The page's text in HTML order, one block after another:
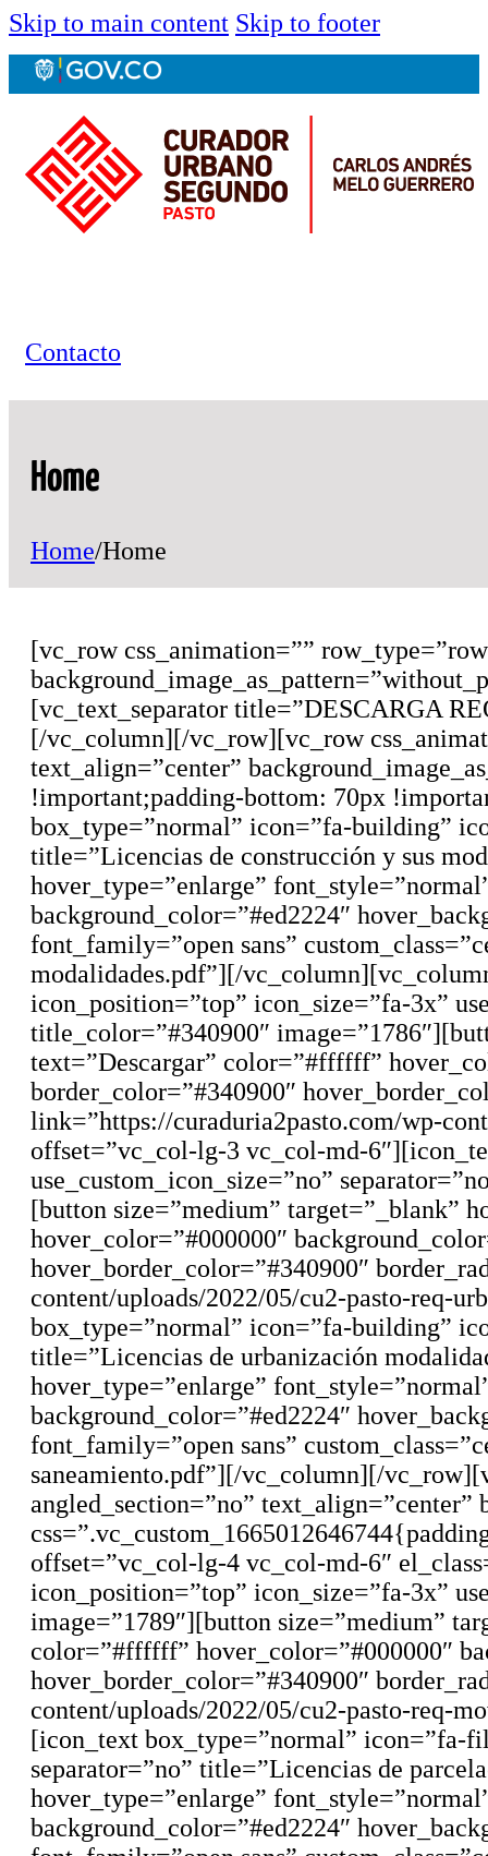
Skip to main content Skip to footer
Contacto
Home
Home/Home
[vc_row css_animation=””
[vc_text_separator title=”DESCARGA
[/vc_column][/vc_row][vc_row
text_align=”center”
!important;padding-bottom: 70px
box_type=”normal” icon=”fa-building”
title=”Licencias de construcción y sus
hover_type=”enlarge”
background_color=”#ed2224″
font_family=”open sans”
modalidades.pdf”][/
icon_position=”top” icon_size=”fa-3x”
title_color=”#340900″
text=”Descargar” color=”#ffffff”
border_color=”#340900″
link=”https://curaduria2pasto.com/wp-
offset=”vc_col-lg-3 vc_col-md-
use_custom_icon_size=”no”
[button size=”medium” target=”_blank”
hover_color=”#000000″
hover_border_color=”#340900″
content/uploads/2022/05/cu2-pasto-req-
box_type=”normal” icon=”fa-building”
title=”Licencias de urbanización
hover_type=”enlarge”
background_color=”#ed2224″
font_family=”open sans”
saneamiento.pdf”][/vc_column][/
angled_section=”no”
offset=”vc_col-lg-4 vc_col-md-6″
icon_position=”top” icon_size=”fa-3x”
image=”1789″][button size=”medium”
color=”#ffffff” hover_color=”#000000″
hover_border_color=”#340900″
content/uploads/2022/05/cu2-pasto-req-
[icon_text box_type=”normal” icon=”fa-
separator=”no” title=”Licencias de
hover_type=”enlarge”
background_color=”#ed2224″